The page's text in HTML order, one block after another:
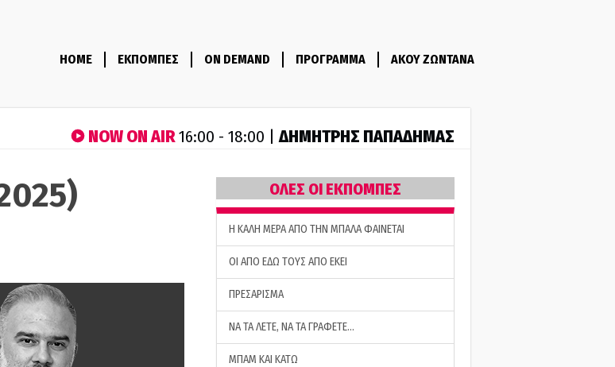
HOME ΕΚΠΟΜΠΕΣ ON DEMAND ΠΡΟΓΡΑΜΜΑ ΑΚΟΥ ΖΩΝΤΑΝΑ
NOW ON AIR16:00 - 18:00 |ΔΗΜΗΤΡΗΣ ΠΑΠΑΔΗΜΑΣ
ΟΛΕΣ ΟΙ ΕΚΠΟΜΠΕΣ
H ΚΑΛΗ ΜΕΡΑ ΑΠΟ ΤΗΝ ΜΠΑΛΑ ΦΑΙΝΕΤΑΙ
ΟΙ ΑΠΟ ΕΔΩ ΤΟΥΣ ΑΠΟ ΕΚΕΙ
ΠΡΕΣΑΡΙΣΜΑ
ΝΑ ΤΑ ΛΕΤΕ, ΝΑ ΤΑ ΓΡΑΦΕΤΕ…
ΜΠΑΜ ΚΑΙ ΚΑΤΩ